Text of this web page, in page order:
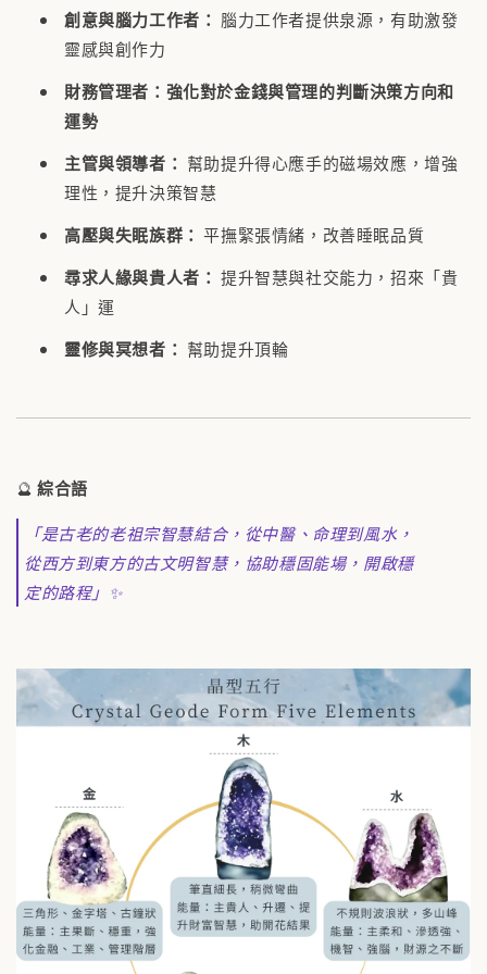
創意與腦力工作者： 腦力工作者提供泉源，有助激發
靈感與創作力
財務管理者 ： 強化對於金錢與管理的判斷決策方向和
運勢
主管與領導者： 幫助提升得心應手的磁場效應，增強
理性，提升決策智慧
高壓與失眠族群： 平撫緊張情緒，改善睡眠品質
尋求人緣與貴人者： 提升智慧與社交能力，招來「貴
人」運
靈修與冥想者： 幫助提升頂輪
🔮綜合語
「是古老的老祖宗智慧結合，從中醫、命理到風水，
從西方到東方的古文明智慧，協助穩固能場，開啟穩
定的路程」✨